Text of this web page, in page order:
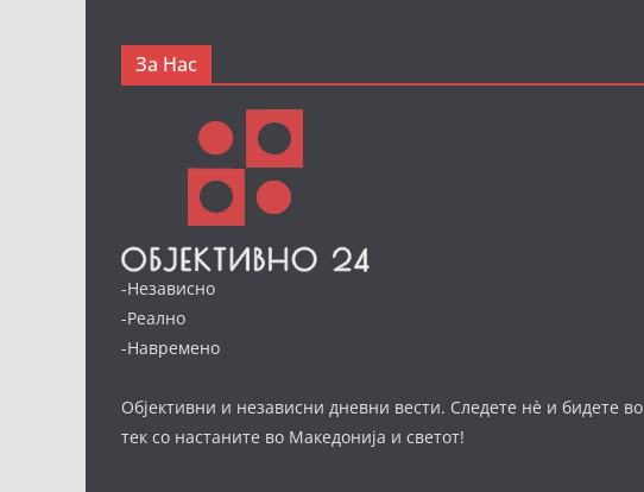
За Нас
-Независно
-Реално
-Навремено
Објективни и независни дневни вести. Следете нè и бидете во
тек со настаните во Македонија и светот!